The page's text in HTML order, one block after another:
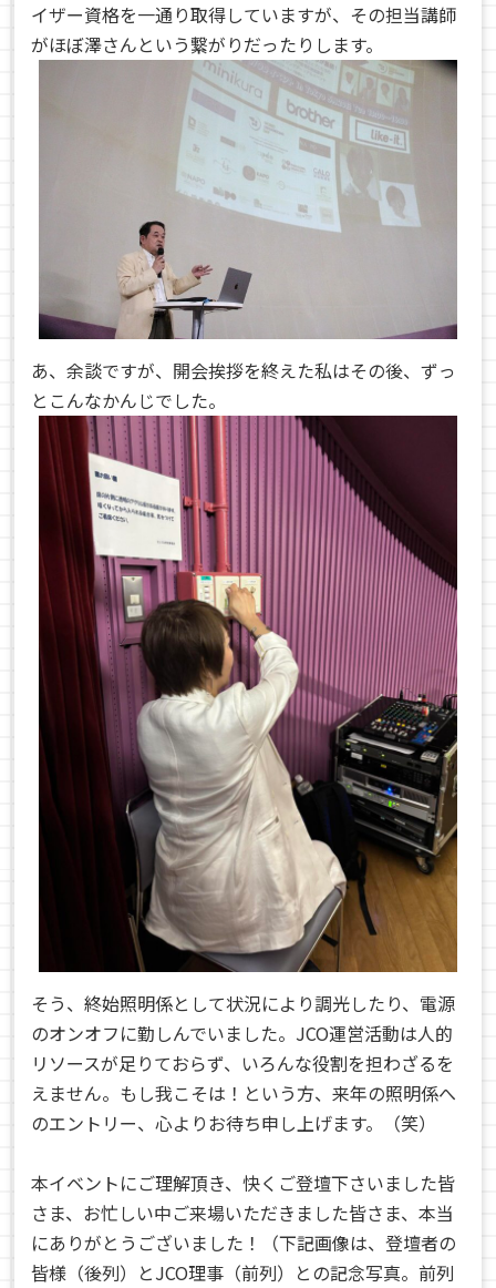
イザー資格を一通り取得していますが、その担当講師
がほぼ澤さんという繋がりだったりします。
あ、余談ですが、開会挨拶を終えた私はその後、ずっ
とこんなかんじでした。
そう、終始照明係として状況により調光したり、電源
のオンオフに勤しんでいました。JCO運営活動は人的
リソースが足りておらず、いろんな役割を担わざるを
えません。もし我こそは！という方、来年の照明係へ
のエントリー、心よりお待ち申し上げます。（笑）
本イベントにご理解頂き、快くご登壇下さいました皆
さま、お忙しい中ご来場いただきました皆さま、本当
にありがとうございました！（下記画像は、登壇者の
皆様（後列）とJCO理事（前列）との記念写真。前列